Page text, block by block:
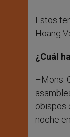
Estos
Hoang
¿Cuál
–Mons.
obispos
noche